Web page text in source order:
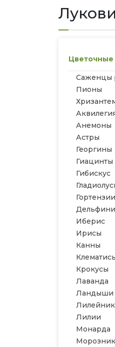
Цветочные
Саженцы
Пионы
Анемоны
Астры
Георгины
Гиацинты
Гибискус
Гортензии
Иберис
Ирисы
Канны
Крокусы
Лаванда
Ландыши
Лилии
Монарда
Морозник